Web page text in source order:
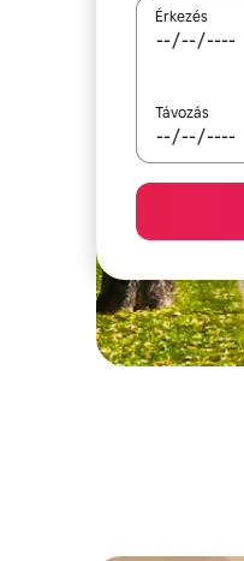
Érkezés
Távozás